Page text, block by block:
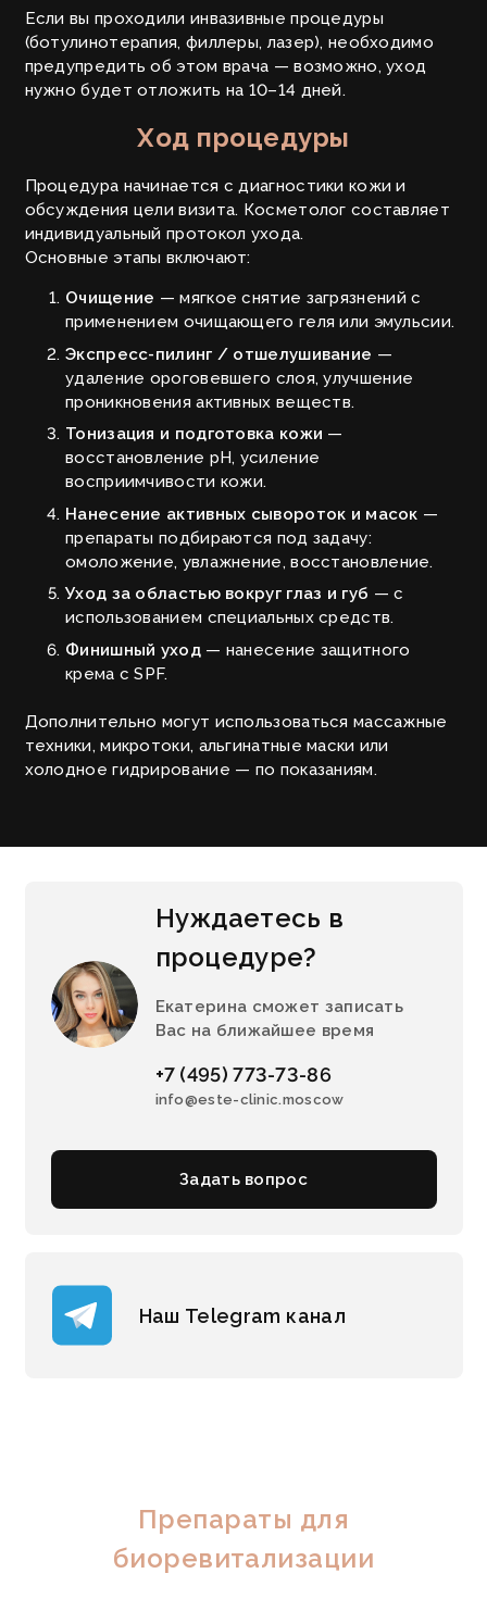
Если вы проходили инвазивные процедуры
(ботулинотерапия, филлеры, лазер), необходимо
предупредить об этом врача — возможно, уход
нужно будет отложить на 10–14 дней.
Ход процедуры
Процедура начинается с диагностики кожи и
обсуждения цели визита. Косметолог составляет
индивидуальный протокол ухода.
Основные этапы включают:
Очищение — мягкое снятие загрязнений с
применением очищающего геля или эмульсии.
Экспресс-пилинг / отшелушивание —
удаление ороговевшего слоя, улучшение
проникновения активных веществ.
Тонизация и подготовка кожи —
восстановление pH, усиление
восприимчивости кожи.
Нанесение активных сывороток и масок —
препараты подбираются под задачу:
омоложение, увлажнение, восстановление.
Уход за областью вокруг глаз и губ — с
использованием специальных средств.
Финишный уход— нанесение защитного
крема с SPF.
Дополнительно могут использоваться массажные
техники, микротоки, альгинатные маски или
холодное гидрирование — по показаниям.
Нуждаетесь в
процедуре?
Екатерина сможет записать
Вас на ближайшее время
+7 (495) 773-73-86
info@este-clinic.moscow
Задать вопрос
Наш Telegram канал
Препараты для
биоревитализации